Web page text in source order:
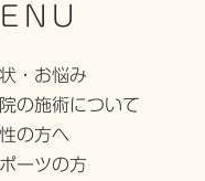
・お悩み
の施術について
の方へ
ーツの方